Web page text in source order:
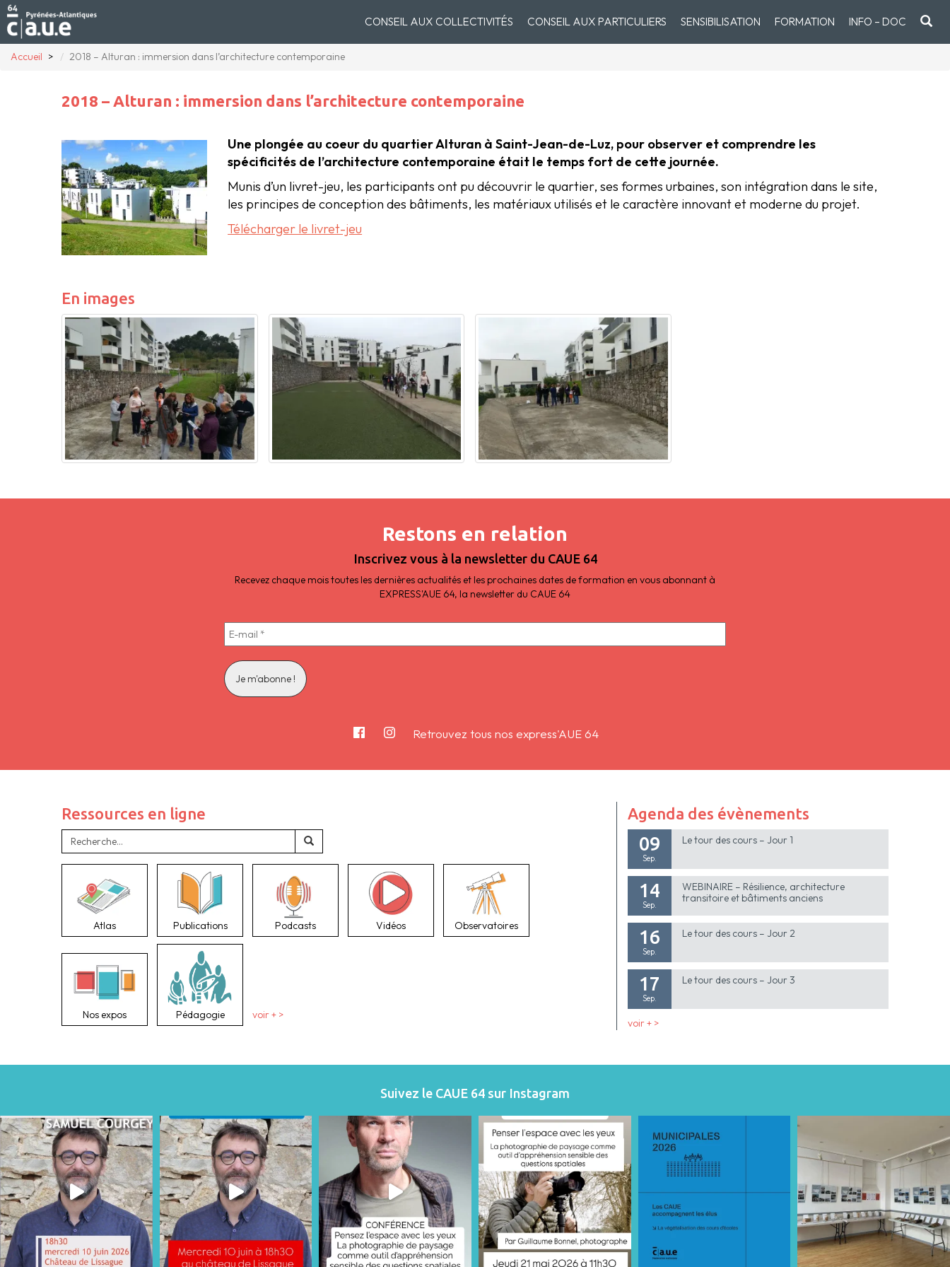
CONSEIL AUX COLLECTIVITÉS CONSEIL AUX PARTICULIERS SENSIBILISATION FORMATION INFO – DOC
Accueil 2018 – Alturan : immersion dans l’architecture contemporaine
2018 – Alturan : immersion dans l’architecture contemporaine
Une plongée au coeur du quartier Alturan à Saint-Jean-de-Luz, pour observer et comprendre les
spécificités de l’architecture contemporaine était le temps fort de cette journée.
Munis d’un livret-jeu, les participants ont pu découvrir le quartier, ses formes urbaines, son intégration dans le site,
les principes de conception des bâtiments, les matériaux utilisés et le caractère innovant et moderne du projet.
Télécharger le livret-jeu
En images
Restons en relation
Inscrivez vous à la newsletter du CAUE 64
Recevez chaque mois toutes les dernières actualités et les prochaines dates de formation en vous abonnant à
EXPRESS'AUE 64, la newsletter du CAUE 64
Retrouvez tous nos express'AUE 64
Ressources en ligne
Atlas Publications Podcasts Vidéos Observatoires
Nos expos Pédagogie voir + >
Agenda des évènements
09
Sep.
Le tour des cours – Jour 1
14
Sep.
WEBINAIRE – Résilience, architecture
transitoire et bâtiments anciens
16
Sep.
Le tour des cours – Jour 2
17
Sep.
Le tour des cours – Jour 3
voir + >
Suivez le CAUE 64 sur Instagram